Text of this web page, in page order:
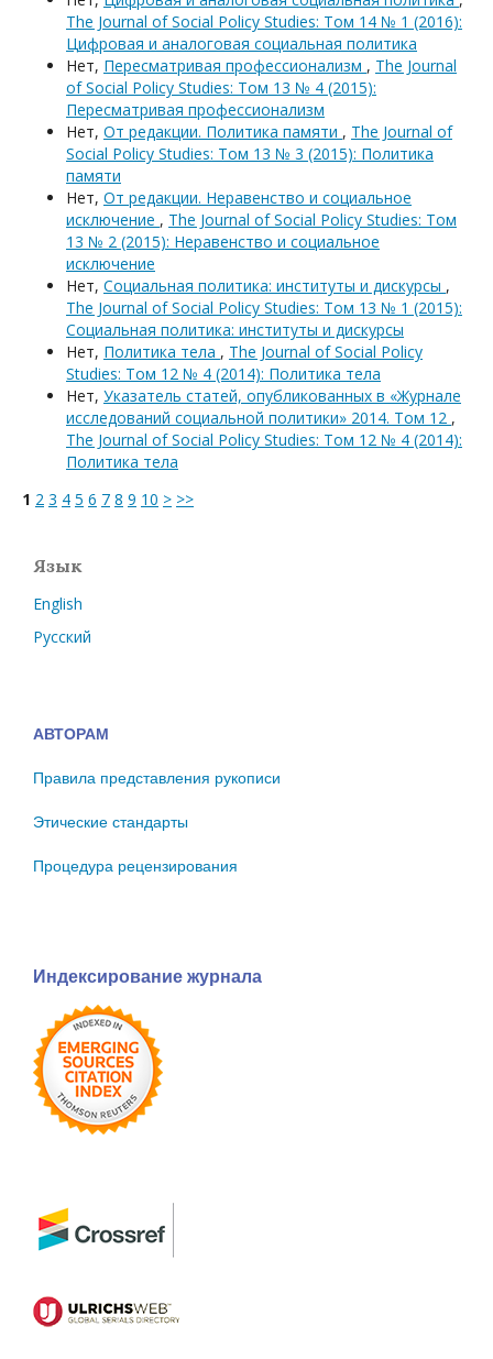
The Journal of Social Policy Studies: Том 14 № 1 (2016):
Цифровая и аналоговая социальная политика
Нет, Пересматривая профессионализм , The Journal
of Social Policy Studies: Том 13 № 4 (2015):
Пересматривая профессионализм
Нет, От редакции. Политика памяти , The Journal of
Social Policy Studies: Том 13 № 3 (2015): Политика
памяти
Нет, От редакции. Неравенство и социальное
исключение , The Journal of Social Policy Studies: Том
13 № 2 (2015): Неравенство и социальное
исключение
Нет, Социальная политика: институты и дискурсы ,
The Journal of Social Policy Studies: Том 13 № 1 (2015):
Социальная политика: институты и дискурсы
Нет, Политика тела , The Journal of Social Policy
Studies: Том 12 № 4 (2014): Политика тела
Нет, Указатель статей, опубликованных в «Журнале
исследований социальной политики» 2014. Том 12 ,
The Journal of Social Policy Studies: Том 12 № 4 (2014):
Политика тела
1 2 3 4 5 6 7 8 9 10 > >>
Язык
English
Русский
АВТОРАМ
Правила представления рукописи
Этические стандарты
Процедура рецензирования
Индексирование журнала